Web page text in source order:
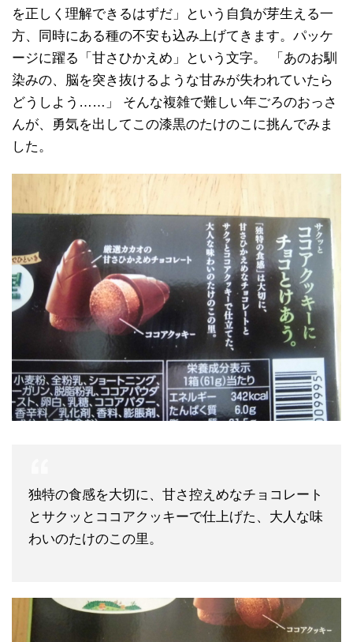
を正しく理解できるはずだ」という自負が芽生える一
方、同時にある種の不安も込み上げてきます。パッケ
ージに躍る「甘さひかえめ」という文字。 「あのお馴
染みの、脳を突き抜けるような甘みが失われていたら
どうしよう……」 そんな複雑で難しい年ごろのおっさ
んが、勇気を出してこの漆黒のたけのこに挑んでみま
した。
独特の食感を大切に、甘さ控えめなチョコレート
とサクッとココアクッキーで仕上げた、大人な味
わいのたけのこの里。